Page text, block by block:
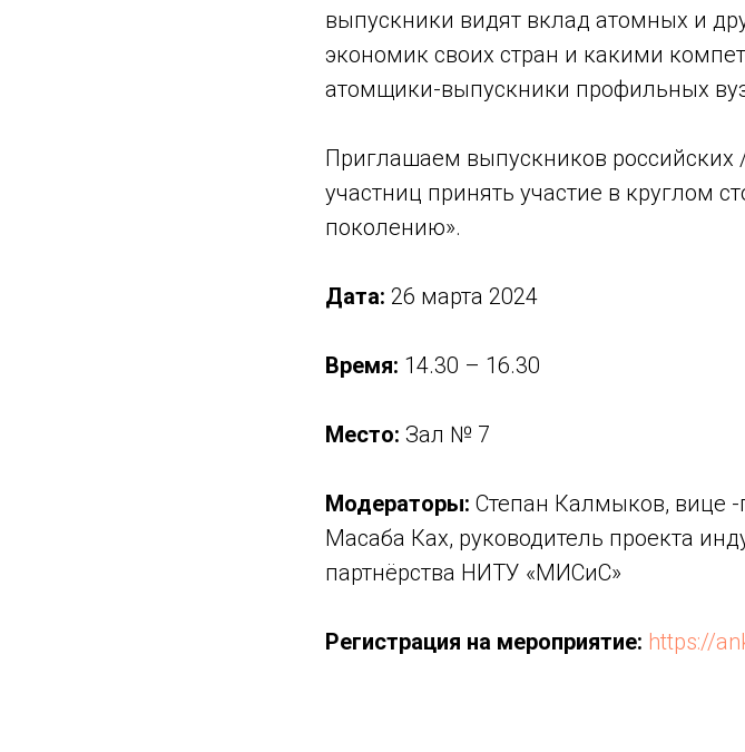
выпускники видят вклад атомных и
экономик своих стран и какими
атомщики-выпускники профильных
Приглашаем выпускников российских
участниц принять участие в круглом
поколению».
Дата: 26 марта 2024
Время: 14.30 – 16.30
Место: Зал № 7
Модераторы: Степан Калмыков, вице
Масаба Ках, руководитель проекта
партнёрства НИТУ «МИСиС»
Регистрация на мероприятие: https://